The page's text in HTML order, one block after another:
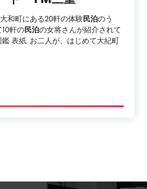
和町にある20軒の体験民泊のう
10軒の民泊の女将さんが紹介されて
表紙. お二人が、はじめて大紀町